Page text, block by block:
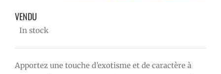
VENDU
In stock
Apportez une touche d’exotisme et de caractère à